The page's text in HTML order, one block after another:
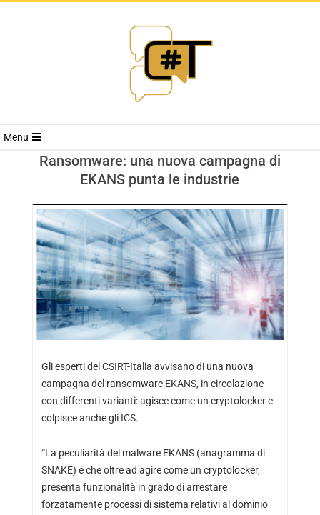
RIVISTA
TRENDS
Menu
Ransomware: una nuova campagna di
EKANS punta le industrie
Gli esperti del CSIRT-Italia avvisano di una nuova
campagna del ransomware EKANS, in circolazione
con differenti varianti: agisce come un cryptolocker e
colpisce anche gli ICS.
“La peculiarità del malware EKANS (anagramma di
SNAKE) è che oltre ad agire come un cryptolocker,
presenta funzionalità in grado di arrestare
forzatamente processi di sistema relativi al dominio